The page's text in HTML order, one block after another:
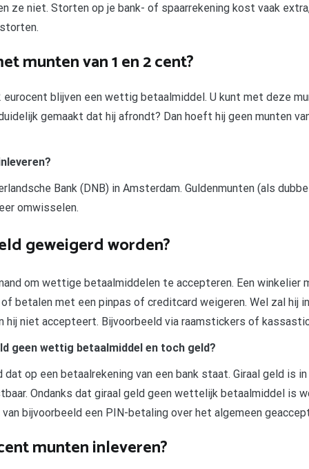
ze niet. Storten op je bank- of spaarrekening kost vaak
munten van 1 en 2 cent?
eurocent blijven een wettig betaalmiddel. U kunt met deze
gemaakt dat hij afrondt? Dan hoeft hij geen munten
Bank (DNB) in Amsterdam. Guldenmunten (als
omwisselen.
geweigerd worden?
om wettige betaalmiddelen te accepteren. Een winkelier
betalen met een pinpas of creditcard weigeren. Wel zal hij
hij niet accepteert. Bijvoorbeeld via raamstickers of
geen wettig betaalmiddel en toch geld?
dat op een betaalrekening van een bank staat. Giraal geld is
Ondanks dat giraal geld geen wettelijk betaalmiddel is
bijvoorbeeld een PIN-betaling over het algemeen
munten inleveren?